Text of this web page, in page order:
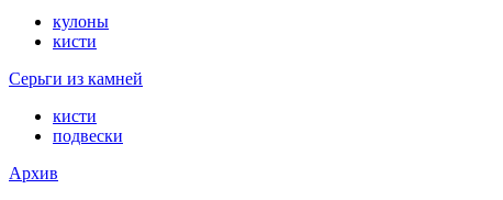
кулоны
кисти
Серьги из камней
кисти
подвески
Архив